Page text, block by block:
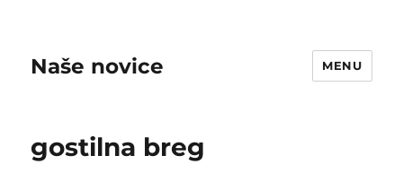
Naše novice MENU
gostilna breg